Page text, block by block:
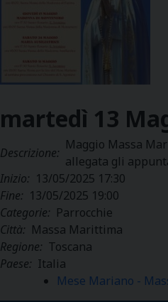
martedì 13
Descrizione:
Maggio Massa
allegata gli
Inizio: 13/05/2025 17:30
Fine: 13/05/2025 19:00
Categorie: Parrocchie
Città: Massa Marittima
Regione: Toscana
Paese: Italia
Mese Mariano -